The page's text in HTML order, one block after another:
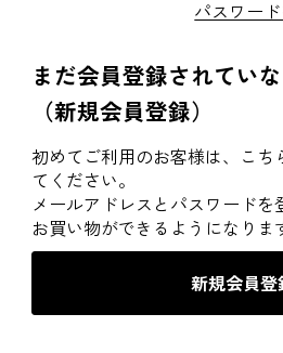
パスワー
まだ会員登録されてい
（新規会員登録）
初めてご利用のお客様は、こち
てください。
メールアドレスとパスワード
お買い物ができるようになりま